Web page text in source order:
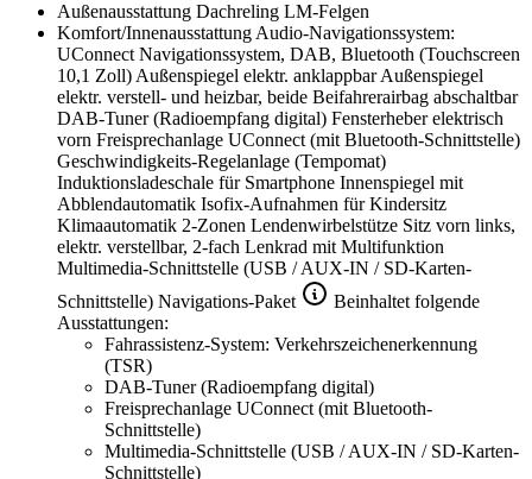
Außenausstattung Dachreling LM-Felgen
Komfort/Innenausstattung Audio-Navigationssystem:
UConnect Navigationssystem, DAB, Bluetooth (Touchscreen
10,1 Zoll) Außenspiegel elektr. anklappbarAußenspiegel
elektr. verstell- und heizbar, beide Beifahrerairbag abschaltbar
DAB-Tuner (Radioempfang digital) Fensterheber elektrisch
vorn Freisprechanlage UConnect (mit Bluetooth-Schnittstelle)
Geschwindigkeits-Regelanlage (Tempomat)
Induktionsladeschale für Smartphone Innenspiegel mit
Abblendautomatik Isofix-Aufnahmen für Kindersitz
Klimaautomatik 2-Zonen Lendenwirbelstütze Sitz vorn links,
elektr. verstellbar, 2-fach Lenkrad mit Multifunktion
Multimedia-Schnittstelle (USB / AUX-IN / SD-Karten-
Schnittstelle) Navigations-Paket
Beinhaltet folgende
Ausstattungen:
Fahrassistenz-System: Verkehrszeichenerkennung
(TSR)
DAB-Tuner (Radioempfang digital)
Freisprechanlage UConnect (mit Bluetooth-
Schnittstelle)
Multimedia-Schnittstelle (USB / AUX-IN / SD-Karten-
Schnittstelle)